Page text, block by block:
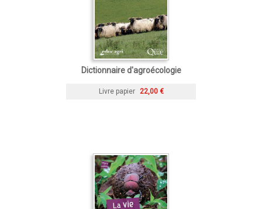
Dictionnaire d'agroécologie
Livre papier 22,00 €